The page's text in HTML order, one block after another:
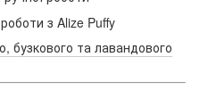
з Alize Puffy
бузкового та лавандового